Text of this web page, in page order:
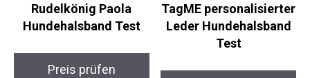
Rudelkönig Paola
Hundehalsband Test
Preis prüfen
TagME personalisierter
Leder Hundehalsband
Test